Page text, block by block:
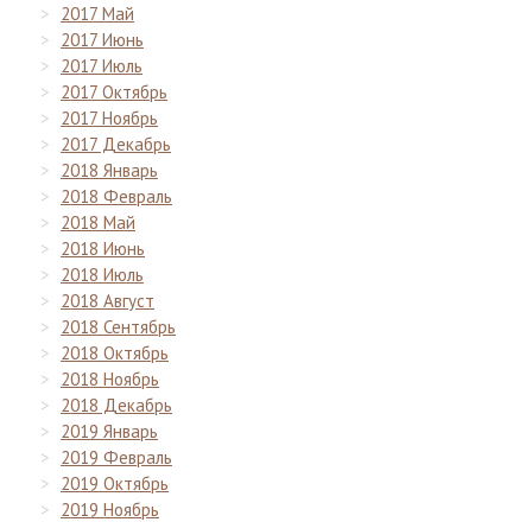
2017 Май
2017 Июнь
2017 Июль
2017 Октябрь
2017 Ноябрь
2017 Декабрь
2018 Январь
2018 Февраль
2018 Май
2018 Июнь
2018 Июль
2018 Август
2018 Сентябрь
2018 Октябрь
2018 Ноябрь
2018 Декабрь
2019 Январь
2019 Февраль
2019 Октябрь
2019 Ноябрь